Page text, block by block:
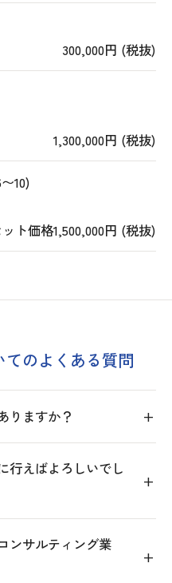
300,000円 (税抜)
1,300,000円 (税抜)
10)
ト価格1,500,000円 (税抜)
のよくある質問
りますか？
行えばよろしいでし
ンサルティング業